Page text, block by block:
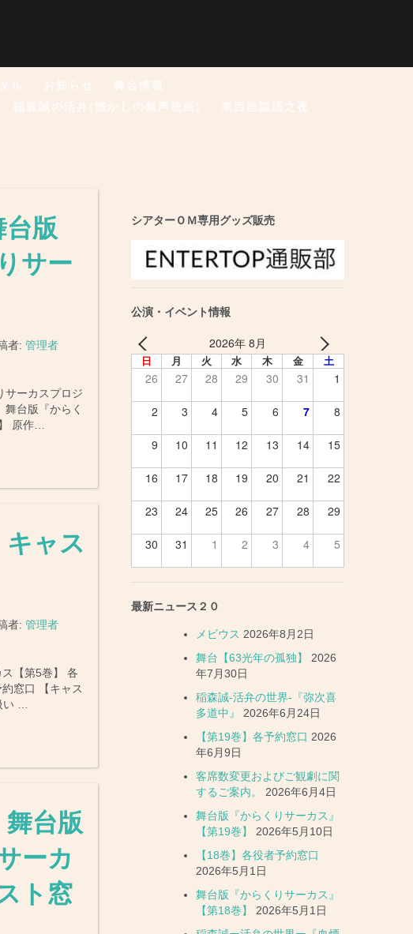
版
サー
者: 管理者
サーカスプロジ
台版『からく
原作…
キャス
者: 管理者
【第5巻】 各
窓口 【キャス
い …
舞台版
ーカ
ト窓
シアターＯＭ専用グッズ販売
公演・イベント情報
2026年 8月
日 月 火 水 木 金 土
26 27 28 29 30 31 1
2 3 4 5 6 7 8
9 10 11 12 13 14 15
16 17 18 19 20 21 22
23 24 25 26 27 28 29
30 31 1 2 3 4 5
最新ニュース２０
メビウス 2026年8月2日
舞台【63光年の孤独】
2026
年7月30日
稲森誠-活弁の世界-『弥次喜
多道中』
2026年6月24日
【第19巻】各予約窓口 2026
年6月9日
客席数変更およびご観劇に関
するご案内。
2026年6月4日
舞台版『からくりサーカス』
【第19巻】
2026年5月10日
【18巻】各役者予約窓口
2026年5月1日
舞台版『からくりサーカス』
【第18巻】
2026年5月1日